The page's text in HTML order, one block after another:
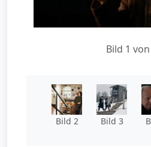
Bild 1
Bild 2 Bild 3